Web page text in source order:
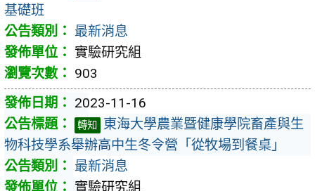
基礎班
最新消息
實驗研究組
903
2023-11-16
轉知
東海大學農業暨健康學院畜產與生
物科技學系舉辦高中生冬令營「從牧場到餐桌」
最新消息
實驗研究組